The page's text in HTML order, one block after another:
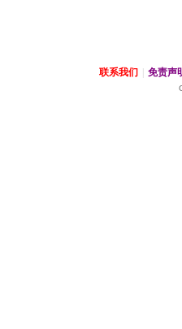
联系我们 免责声